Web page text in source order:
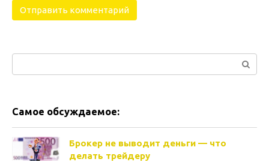
Самое обсуждаемое:
Брокер не выводит деньги — что
делать трейдеру